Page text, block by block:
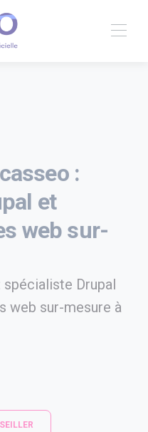
:
et
web sur-
Drupal
web sur-mesure à